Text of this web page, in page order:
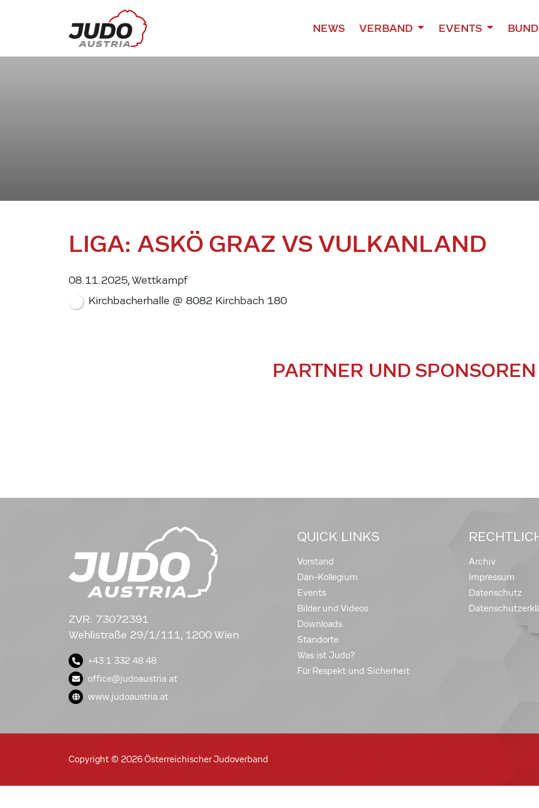
NEWS VERBAND EVENTS
LIGA: ASKÖ GRAZ VS VULKANLAND
08.11.2025, Wettkampf
Kirchbacherhalle @ 8082 Kirchbach 180
PARTNER UND SPONSOREN
ZVR: 73072391
Wehlistraße 29/1/111, 1200 Wien
+43 1 332 48 48
office@judoaustria.at
www.judoaustria.at
QUICK LINKS
Vorstand
Dan-Kollegium
Events
Bilder und Videos
Downloads
Standorte
Was ist Judo?
Für Respekt und Sicherheit
Archiv
Impressum
Datenschutz
Copyright © 2026 Österreichischer Judoverband